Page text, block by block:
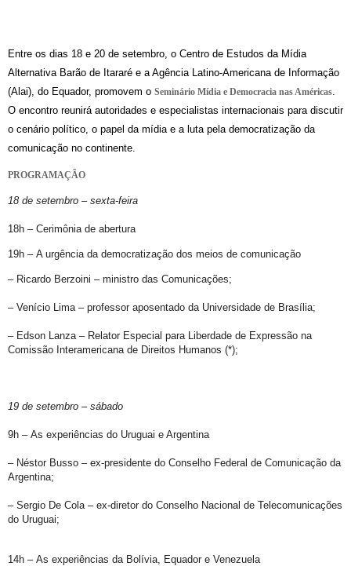
Entre os dias 18 e 20 de setembro, o Centro de Estudos da Mídia
Alternativa Barão de Itararé e a Agência Latino-Americana de Informação
(Alai), do Equador, promovem o Seminário Mídia e Democracia nas Américas
O encontro reunirá autoridades e especialistas internacionais para discutir
o cenário político, o papel da mídia e a luta pela democratização da
comunicação no continente.
PROGRAMAÇÃO
18 de setembro – sexta-feira
18h – Cerimônia de abertura
19h – A urgência da democratização dos meios de comunicação
– Ricardo Berzoini – ministro das Comunicações;
– Venício Lima – professor aposentado da Universidade de Brasília;
– Edson Lanza –Relator Especial para Liberdade de Expressão na
Comissão Interamericana de Direitos Humanos (*);
19 de setembro – sábado
9h – As experiências do Uruguai e Argentina
– Néstor Busso – ex-presidente do Conselho Federal de Comunicação da
Argentina;
– Sergio De Cola – ex-diretor do Conselho Nacional de Telecomunicações
do Uruguai;
14h – As experiências da Bolívia, Equador e Venezuela